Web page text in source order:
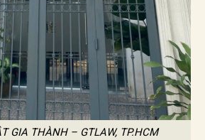
GIA THÀNH – GTLAW, TP.HCM